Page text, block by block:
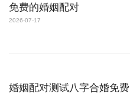
免费的婚姻配对
2026-07-17
婚姻配对测试八字合婚免费